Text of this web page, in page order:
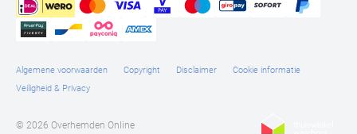
Algemene voorwaarden Copyright Disclaimer
Cookie informatie
Veiligheid & Privacy
© 2026 Overhemden Online